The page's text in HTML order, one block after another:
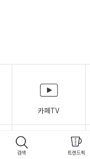
카페TV
검색 트렌드픽